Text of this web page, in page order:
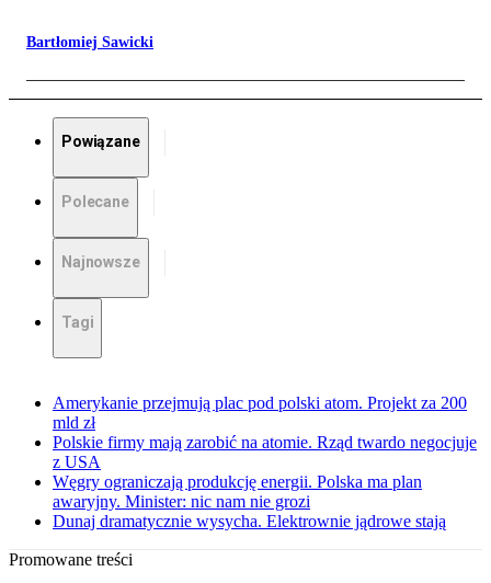
Bartłomiej Sawicki
Powiązane
Polecane
Najnowsze
Tagi
Amerykanie przejmują plac pod polski atom. Projekt za 200
mld zł
Polskie firmy mają zarobić na atomie. Rząd twardo negocjuje
z USA
Węgry ograniczają produkcję energii. Polska ma plan
awaryjny. Minister: nic nam nie grozi
Dunaj dramatycznie wysycha. Elektrownie jądrowe stają
Promowane treści